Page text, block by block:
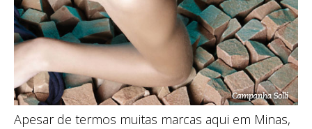
Apesar de termos muitas marcas aqui em Minas,